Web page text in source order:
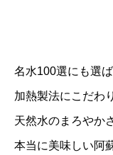
レビュー
名水100選にも選
加熱製法にこだわ
天然水のまろやか
本当に美味しい阿